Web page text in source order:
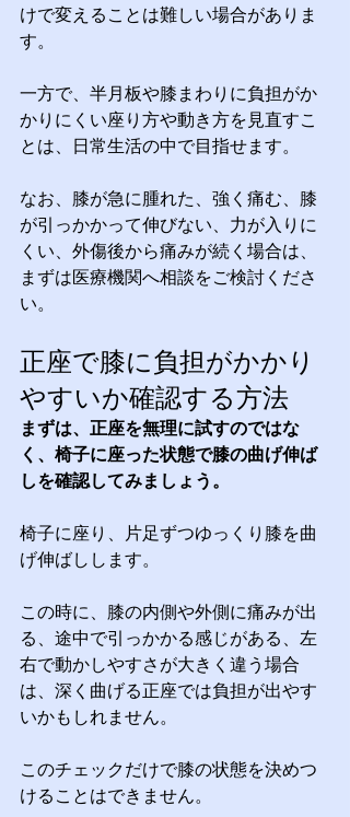
けで変えることは難しい場合がありま
す。
一方で、半月板や膝まわりに負担がか
かりにくい座り方や動き方を見直すこ
とは、日常生活の中で目指せます。
なお、膝が急に腫れた、強く痛む、膝
が引っかかって伸びない、力が入りに
くい、外傷後から痛みが続く場合は、
まずは医療機関へ相談をご検討くださ
い。
正座で膝に負担がかかり
やすいか確認する方法
まずは、正座を無理に試すのではな
く、椅子に座った状態で膝の曲げ伸ば
しを確認してみましょう。
椅子に座り、片足ずつゆっくり膝を曲
げ伸ばしします。
この時に、膝の内側や外側に痛みが出
る、途中で引っかかる感じがある、左
右で動かしやすさが大きく違う場合
は、深く曲げる正座では負担が出やす
いかもしれません。
このチェックだけで膝の状態を決めつ
けることはできません。